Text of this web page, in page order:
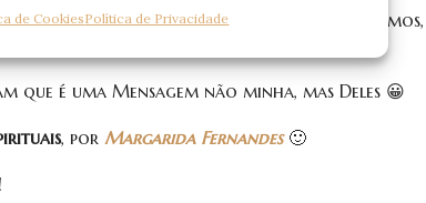
de CookiesPolítica de Privacidade
que nos liga, nos une, pelo qual eu e Eles falamos,
mim através da mediunidade.
é uma Mensagem não minha, mas Deles 😀
, por Margarida Fernandes🙂